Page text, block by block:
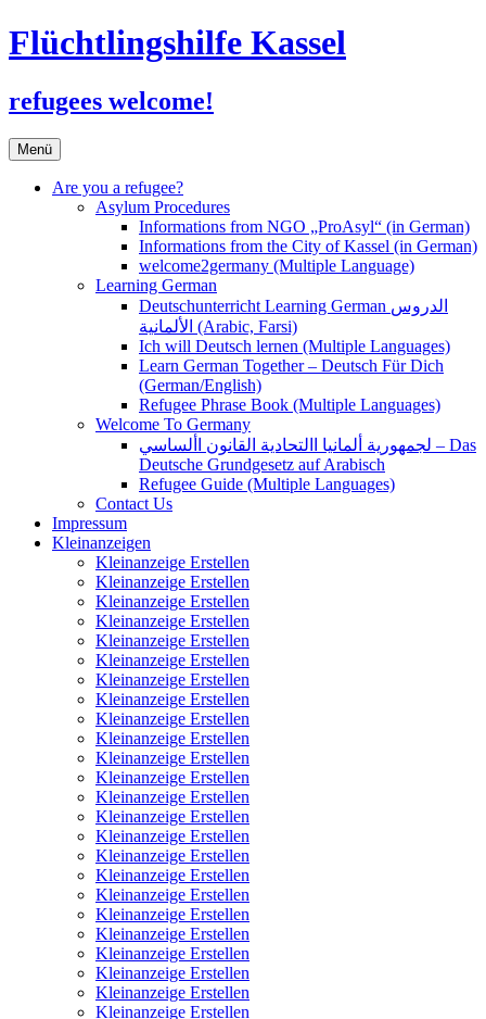
Flüchtlingshilfe Kassel
refugees welcome!
Menü Zum
Inhalt
springen
Are you a refugee?
Asylum Procedures
Informations from NGO „ProAsyl“ (in German)
Informations from the City of Kassel (in German)
welcome2germany (Multiple Language)
Learning German
Deutschunterricht Learning German الدروس
الألمانية (Arabic, Farsi)
Ich will Deutsch lernen (Multiple Languages)
Learn German Together – Deutsch Für Dich
(German/English)
Refugee Phrase Book (Multiple Languages)
Welcome To Germany
لجمهورية ألمانيا االتحادية القانون األساسي – Das
Deutsche Grundgesetz auf Arabisch
Refugee Guide (Multiple Languages)
Contact Us
Impressum
Kleinanzeigen
Kleinanzeige Erstellen
Kleinanzeige Erstellen
Kleinanzeige Erstellen
Kleinanzeige Erstellen
Kleinanzeige Erstellen
Kleinanzeige Erstellen
Kleinanzeige Erstellen
Kleinanzeige Erstellen
Kleinanzeige Erstellen
Kleinanzeige Erstellen
Kleinanzeige Erstellen
Kleinanzeige Erstellen
Kleinanzeige Erstellen
Kleinanzeige Erstellen
Kleinanzeige Erstellen
Kleinanzeige Erstellen
Kleinanzeige Erstellen
Kleinanzeige Erstellen
Kleinanzeige Erstellen
Kleinanzeige Erstellen
Kleinanzeige Erstellen
Kleinanzeige Erstellen
Kleinanzeige Erstellen
Kleinanzeige Erstellen